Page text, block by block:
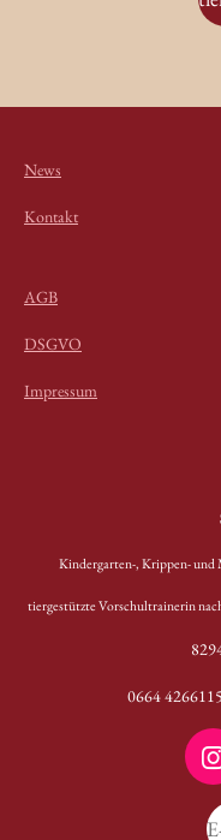
News
Kontakt
AGB
DSGVO
Impressum
Kindergarten-, Krippen-
tiergestützte Vorschultrainerin
0664 4266115
I
s